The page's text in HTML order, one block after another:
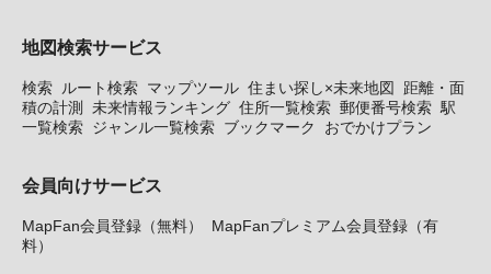
地図検索サービス
検索 ルート検索 マップツール 住まい探し×未来地図
距離・面
積の計測
未来情報ランキング 住所一覧検索 郵便番号検索 駅
一覧検索 ジャンル一覧検索 ブックマーク おでかけプラン
会員向けサービス
MapFan会員登録（無料）
MapFanプレミアム会員登録（有
料）